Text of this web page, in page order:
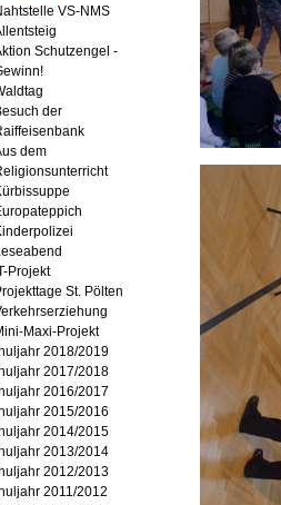
VS-NMS
Schutzengel -
der
dem
Projekt
St. Pölten
Maxi-Projekt
2018/2019
2017/2018
2016/2017
2015/2016
2014/2015
2013/2014
2012/2013
2011/2012